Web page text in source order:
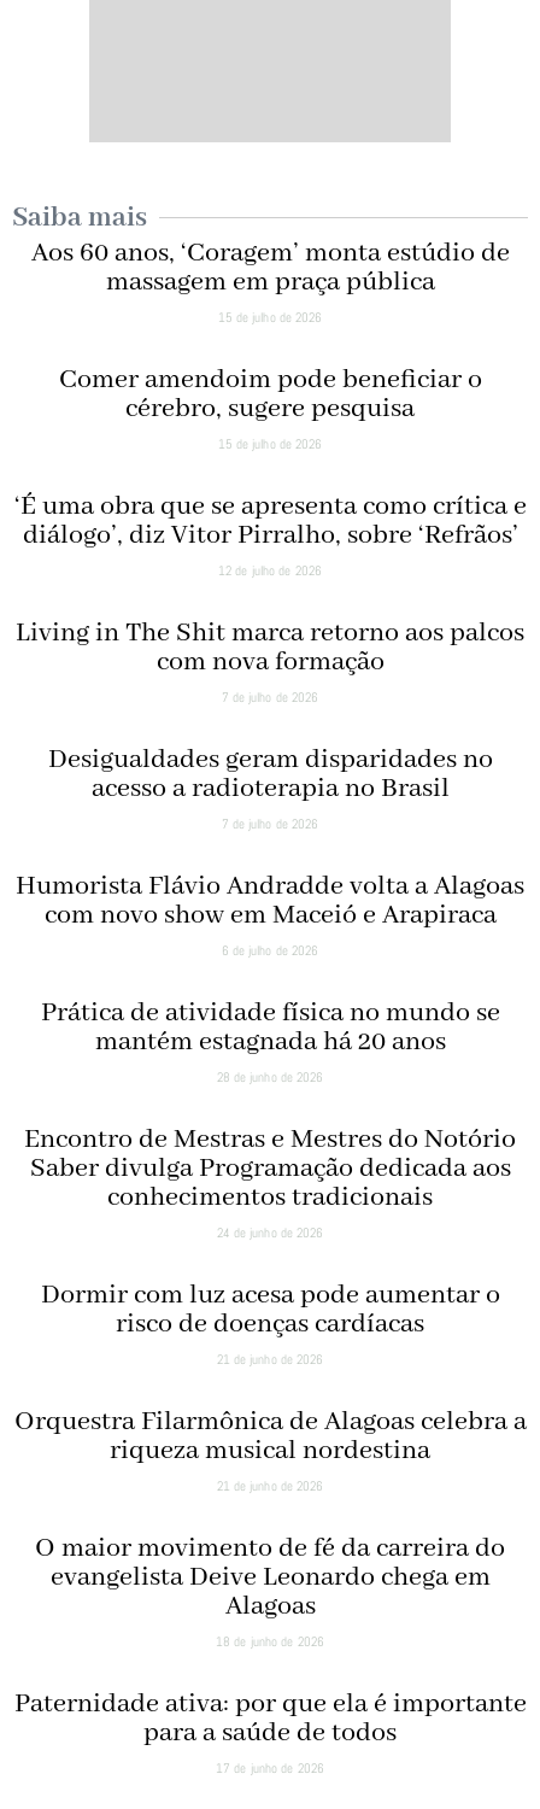
Saiba mais
Aos 60 anos, ‘Coragem’ monta estúdio de
massagem em praça pública
15 de julho de 2026
Comer amendoim pode beneficiar o
cérebro, sugere pesquisa
15 de julho de 2026
‘É uma obra que se apresenta como crítica e
diálogo’, diz Vitor Pirralho, sobre ‘Refrãos’
12 de julho de 2026
Living in The Shit marca retorno aos palcos
com nova formação
7 de julho de 2026
Desigualdades geram disparidades no
acesso a radioterapia no Brasil
7 de julho de 2026
Humorista Flávio Andradde volta a Alagoas
com novo show em Maceió e Arapiraca
6 de julho de 2026
Prática de atividade física no mundo se
mantém estagnada há 20 anos
28 de junho de 2026
Encontro de Mestras e Mestres do Notório
Saber divulga Programação dedicada aos
conhecimentos tradicionais
24 de junho de 2026
Dormir com luz acesa pode aumentar o
risco de doenças cardíacas
21 de junho de 2026
Orquestra Filarmônica de Alagoas celebra a
riqueza musical nordestina
21 de junho de 2026
O maior movimento de fé da carreira do
evangelista Deive Leonardo chega em
Alagoas
18 de junho de 2026
Paternidade ativa: por que ela é importante
para a saúde de todos
17 de junho de 2026